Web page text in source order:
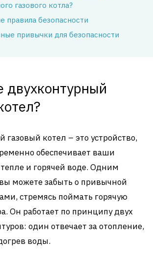
газового котла?
правила безопасности
привычки для безопасности
двухконтурный
газовый котел – это устройство,
обеспечивает ваши
и горячей воде. Одним
можете забыть о привычной
стремясь поймать горячую
Он работает по принципу двух
один отвечает за отопление,
воды.